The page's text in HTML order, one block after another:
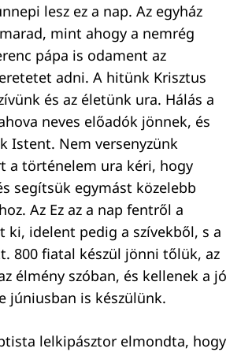
lesz ez a nap. Az egyház
mint ahogy a nemrég
pápa is odament az
adni. A hitünk Krisztus
és az életünk ura. Hálás a
neves előadók jönnek, és
Istent. Nem versenyzünk
a történelem ura kéri, hogy
segítsük egymást közelebb
Az Ez az a nap fentről a
ki, idelent pedig a szívekből, s a
800 fiatal készül jönni tőlük, az
élmény szóban, és kellenek a jó
júniusban is készülünk.
lelkipásztor elmondta, hogy